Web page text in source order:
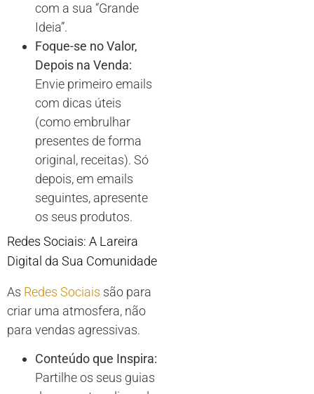
com a sua “Grande
Ideia”.
Foque-se no Valor,
Depois na Venda:
Envie primeiro emails
com dicas úteis
(como embrulhar
presentes de forma
original, receitas). Só
depois, em emails
seguintes, apresente
os seus produtos.
Redes Sociais: A Lareira
Digital da Sua Comunidade
As Redes Sociais são para
criar uma atmosfera, não
para vendas agressivas.
Conteúdo que Inspira:
Partilhe os seus guias